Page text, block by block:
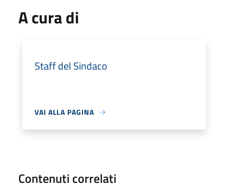
A cura di
Staff del Sindaco
VAI ALLA PAGINA
Contenuti correlati